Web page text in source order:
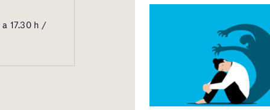
17.30 h /